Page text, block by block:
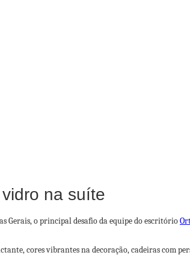
na suíte
Gerais, o principal desafio da equipe do escritório
cores vibrantes na decoração, cadeiras com